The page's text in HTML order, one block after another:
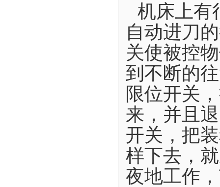
机床上有
自动进刀
关使被控
到不断的
限位开关
来，并且
开关，把
样下去，
夜地工作